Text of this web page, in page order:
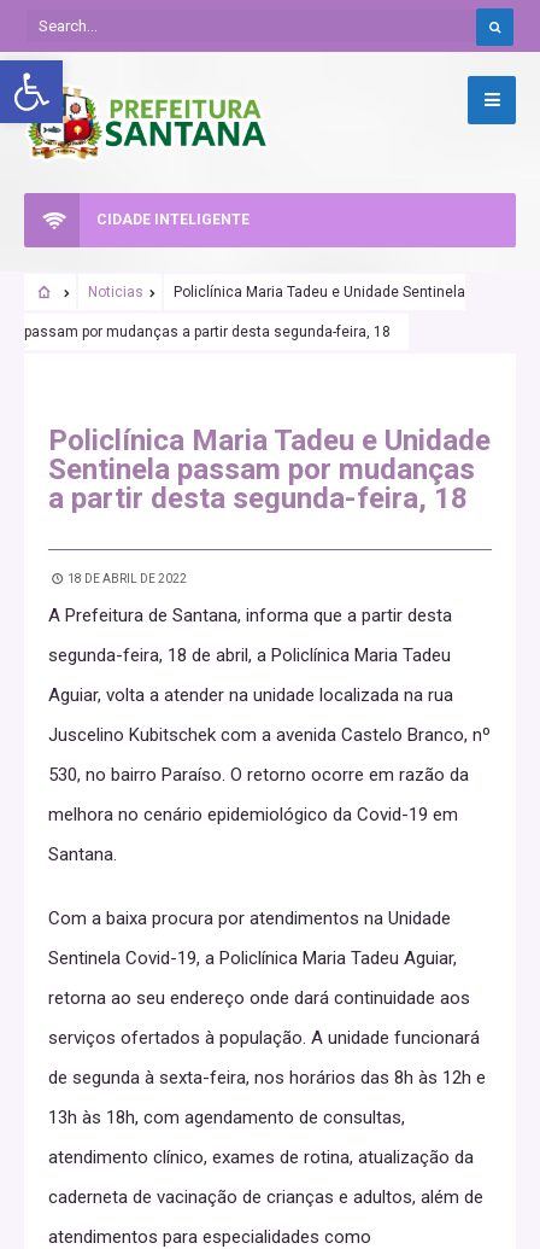
Abrir a barra de ferramentas
CIDADE INTELIGENTE
Noticias Policlínica Maria Tadeu e Unidade Sentinela
passam por mudanças a partir desta segunda-feira, 18
Policlínica Maria Tadeu e Unidade
Sentinela passam por mudanças
a partir desta segunda-feira, 18
18 DE ABRIL DE 2022
A Prefeitura de Santana, informa que a partir desta
segunda-feira, 18 de abril, a Policlínica Maria Tadeu
Aguiar, volta a atender na unidade localizada na rua
Juscelino Kubitschek com a avenida Castelo Branco, nº
530, no bairro Paraíso. O retorno ocorre em razão da
melhora no cenário epidemiológico da Covid-19 em
Santana.
Com a baixa procura por atendimentos na Unidade
Sentinela Covid-19, a Policlínica Maria Tadeu Aguiar,
retorna ao seu endereço onde dará continuidade aos
serviços ofertados à população. A unidade funcionará
de segunda à sexta-feira, nos horários das 8h às 12h e
13h às 18h, com agendamento de consultas,
atendimento clínico, exames de rotina, atualização da
caderneta de vacinação de crianças e adultos, além de
atendimentos para especialidades como